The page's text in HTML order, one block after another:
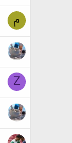
م
Z